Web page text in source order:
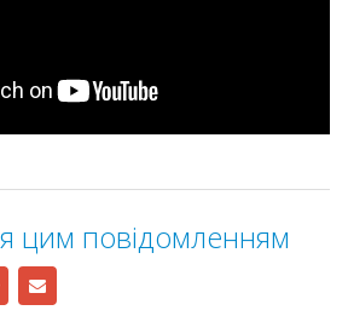
цим повідомленням